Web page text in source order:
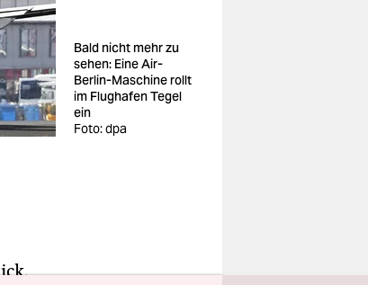
Bald nicht mehr zu
sehen: Eine Air-
Berlin-Maschine rollt
im Flughafen Tegel
ein
Foto: dpa